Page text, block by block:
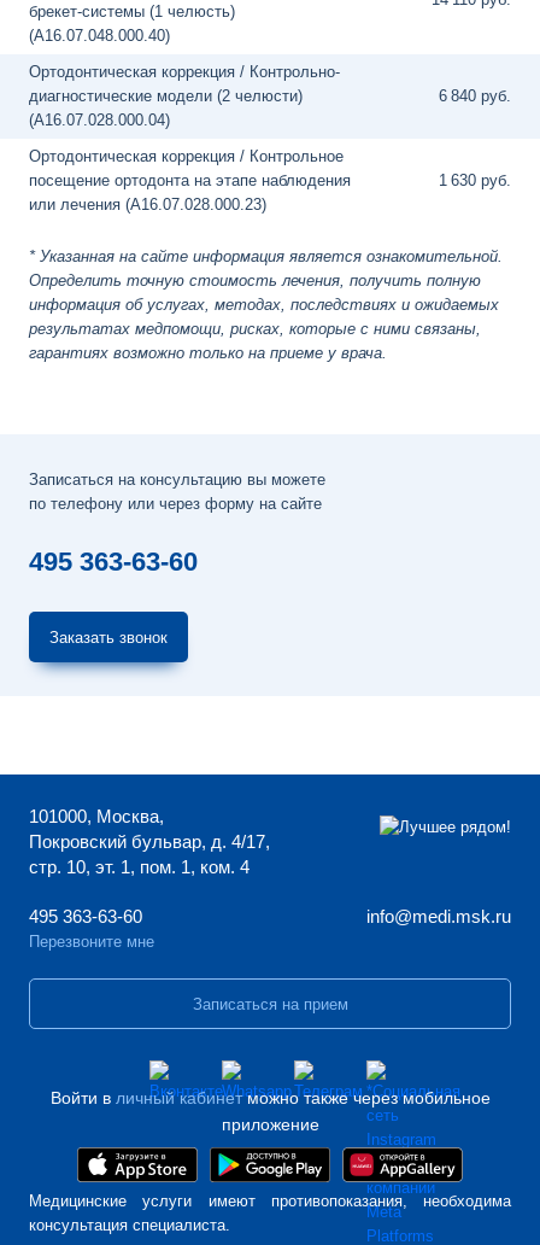
брекет-системы (1 челюсть)
(A16.07.048.000.40)
Ортодонтическая коррекция / Контрольно-
диагностические модели (2 челюсти)
(A16.07.028.000.04)
6 840 руб.
Ортодонтическая коррекция / Контрольное
посещение ортодонта на этапе наблюдения
или лечения (A16.07.028.000.23)
1 630 руб.
* Указанная на сайте информация является ознакомительной.
Определить точную стоимость лечения, получить полную
информация об услугах, методах, последствиях и ожидаемых
результатах медпомощи, рисках, которые с ними связаны,
гарантиях возможно только на приеме у врача.
Записаться на консультацию вы можете
по телефону или через форму на сайте
495 363-63-60
Заказать звонок
101000, Москва,
Покровский бульвар, д. 4/17,
стр. 10, эт. 1, пом. 1, ком. 4
495 363-63-60
Перезвоните мне
info@medi.msk.ru
Записаться на прием
Медицинские услуги имеют противопоказания, необходима
консультация специалиста.
Войти в личный кабинетможно также через мобильное
приложение